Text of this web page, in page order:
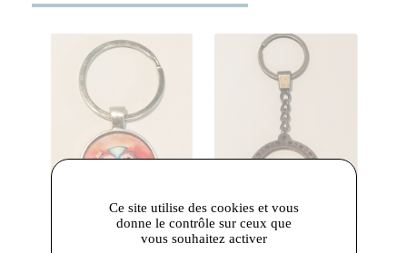
Eden Perles-
Eden Perles
Ce site utilise des cookies et vous
donne le contrôle sur ceux que
vous souhaitez activer